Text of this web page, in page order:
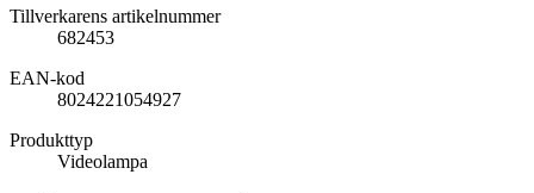
Tillverkarens artikelnummer
682453
EAN-kod
8024221054927
Produkttyp
Videolampa